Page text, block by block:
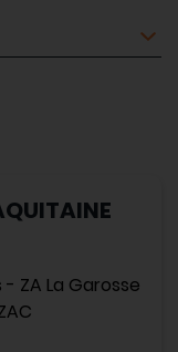
- ZA La Garosse